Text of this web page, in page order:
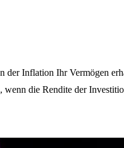
der Inflation Ihr Vermögen
wenn die Rendite der